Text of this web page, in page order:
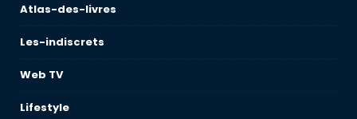
Atlas-des-livres
Les-indiscrets
Web TV
Lifestyle